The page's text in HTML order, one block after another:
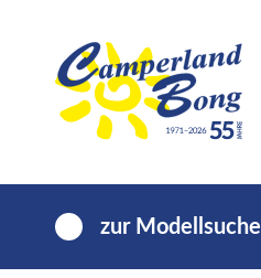
zur Modellsuche